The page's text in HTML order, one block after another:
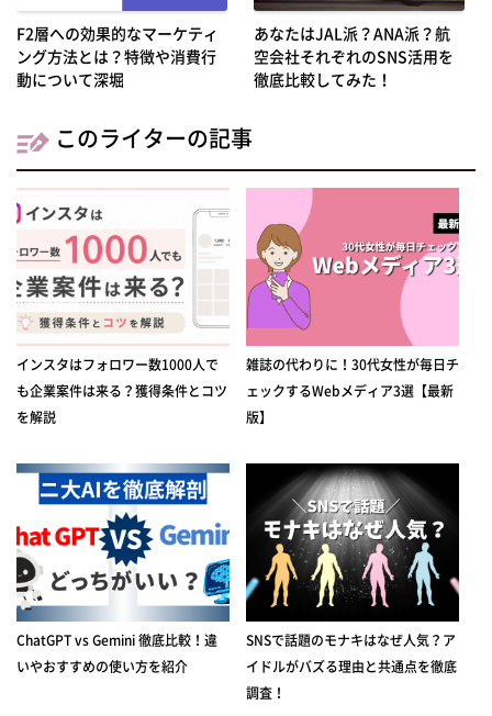
F2層への効果的なマーケティ
ング方法とは？特徴や消費行
動について深堀
あなたはJAL派？ANA派？航
空会社それぞれのSNS活用を
徹底比較してみた！
このライターの記事
インスタはフォロワー数1000人で
も企業案件は来る？獲得条件とコツ
を解説
雑誌の代わりに！30代女性が毎日チ
ェックするWebメディア3選【最新
版】
ChatGPT vs Gemini 徹底比較！違
いやおすすめの使い方を紹介
SNSで話題のモナキはなぜ人気？ア
イドルがバズる理由と共通点を徹底
調査！